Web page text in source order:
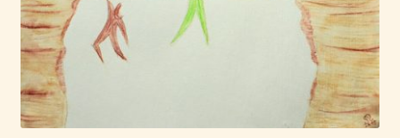
Zahlungsarten
Datenschutz
Impressum und Disclaimer